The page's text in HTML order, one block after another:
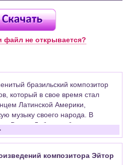
файл не открывается?
бразильский композитор
который в свое время стал
Латинской Америки,
музыку своего народа. В
Вилла-Лобоса собраны
жанров и форм, таких как, к
камерные жанры,
характера и для
композитора Эйтор